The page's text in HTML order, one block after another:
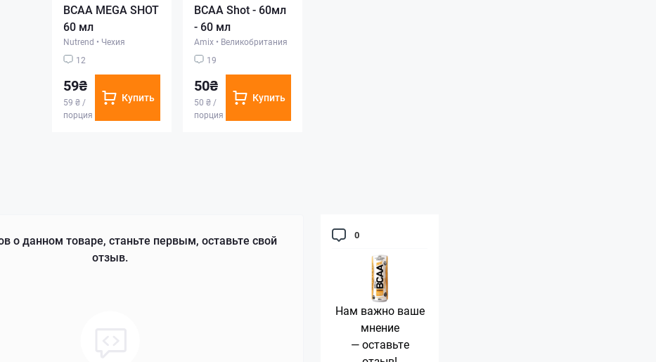
BCAA MEGA SHOT
60 мл
Nutrend • Чехия
12
59₴
59 ₴ /
порция
Купить
BCAA Shot - 60мл
- 60 мл
Amix • Великобритания
19
50₴
50 ₴ /
порция
Купить
0
Нам важно ваше
мнение
— оставьте
о данном товаре, станьте первым, оставьте свой
отзыв.